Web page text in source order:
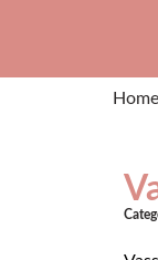
Home